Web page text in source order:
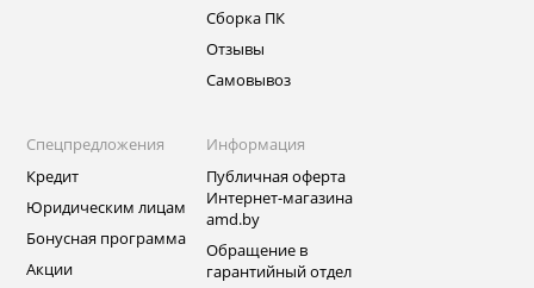
Сборка ПК
Отзывы
Самовывоз
Спецпредложения
Кредит
Юридическим лицам
Бонусная программа
Акции
Информация
Публичная оферта
Интернет-магазина
amd.by
Обращение в
гарантийный отдел